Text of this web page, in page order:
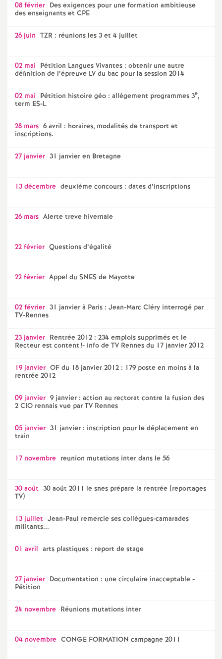
08 février Des exigences pour une formation ambitieuse
des enseignants et CPE
26 juin TZR : réunions les 3 et 4 juillet
02 mai Pétition Langues Vivantes : obtenir une autre
définition de l’épreuve LV du bac pour la session 2014
02 mai Pétition histoire géo : allègement programmes 3e,
term ES-L
28 mars 6 avril : horaires, modalités de transport et
inscriptions.
27 janvier 31 janvier en Bretagne
13 décembre deuxième concours : dates d’inscriptions
26 mars Alerte treve hivernale
22 février Questions d’égalité
22 février Appel du SNES de Mayotte
02 février 31 janvier à Paris : Jean-Marc Cléry interrogé par
TV-Rennes
23 janvier Rentrée 2012 : 234 emplois supprimés et le
Recteur est content!- info de TV Rennes du 17 janvier 2012
19 janvier OF du 18 janvier 2012 : 179 poste en moins à la
rentrée 2012
09 janvier 9 janvier : action au rectorat contre la fusion des
2 CIO rennais vue par TV Rennes
05 janvier 31 janvier : inscription pour le déplacement en
train
17 novembre reunion mutations inter dans le 56
30 août 30 août 2011 le snes prépare la rentrée (reportages
TV)
13 juillet Jean-Paul remercie ses collègues-camarades
militants...
01 avril arts plastiques : report de stage
27 janvier Documentation : une circulaire inacceptable -
Pétition
24 novembre Réunions mutations inter
04 novembre CONGE FORMATION campagne 2011